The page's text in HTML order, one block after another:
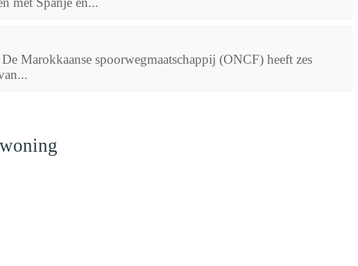
Marokkaanse spoorwegmaatschappij (ONCF) heeft zes